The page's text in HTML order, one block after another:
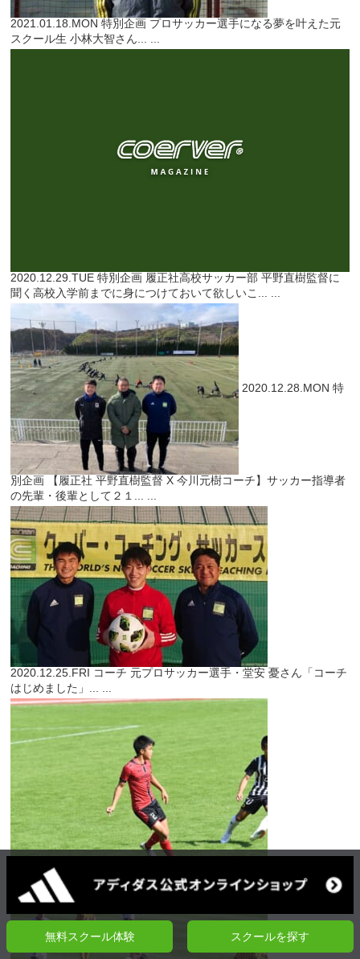
2021.01.18.MON 特別企画 プロサッカー選手になる夢を叶えた元
スクール生 小林大智さん... ...
2020.12.29.TUE 特別企画 履正社高校サッカー部 平野直樹監督に
聞く高校入学前までに身につけておいて欲しいこ...
2020.12.28.MON 特
別企画
【履正社 平野直樹監督 X 今川元樹コーチ】サッカー指導者
の先輩・後輩として２１...
2020.12.25.FRI コーチ 元プロサッカー選手・堂安 憂さん「コーチ
はじめました」...
2020.12.24.THU 特別企画
【高校サッカー選手権出場校に所属する
クーバー出身選手／第五回】江川脩斗選手（長崎... ...
無料スクール体験 スクールを探す